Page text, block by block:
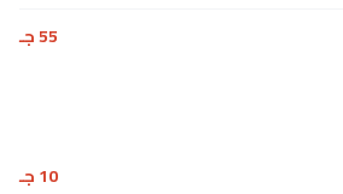
55 جـ
10 جـ